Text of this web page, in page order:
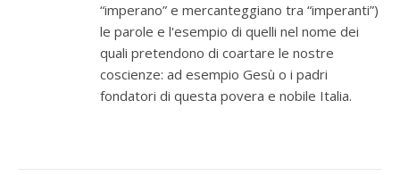
“imperano” e mercanteggiano tra “imperanti”)
le parole e l'esempio di quelli nel nome dei
quali pretendono di coartare le nostre
coscienze: ad esempio Gesù o i padri
fondatori di questa povera e nobile Italia.